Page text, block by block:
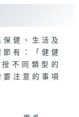
保健、生活及
有：「健健
不同類型的
注意的事項